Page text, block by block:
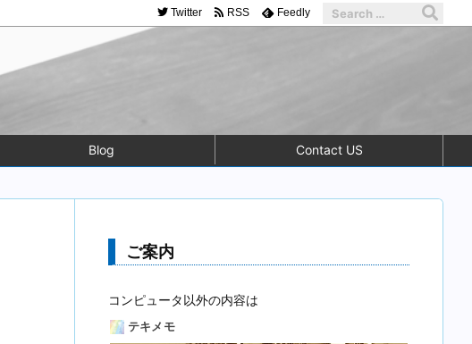
Blog Contact US
Twitter RSS Feedly
ご案内
コンピュータ以外の内容は